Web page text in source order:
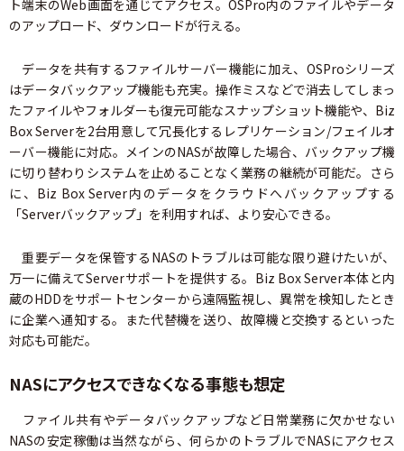
ト端末のWeb画面を通じてアクセス。OSPro内のファイルやデータ
のアップロード、ダウンロードが行える。
データを共有するファイルサーバー機能に加え、OSProシリーズ
はデータバックアップ機能も充実。操作ミスなどで消去してしまっ
たファイルやフォルダーも復元可能なスナップショット機能や、Biz
Box Serverを2台用意して冗長化するレプリケーション/フェイルオ
ーバー機能に対応。メインのNASが故障した場合、バックアップ機
に切り替わりシステムを止めることなく業務の継続が可能だ。さら
に、Biz Box Server内のデータをクラウドへバックアップする
「Serverバックアップ」を利用すれば、より安心できる。
重要データを保管するNASのトラブルは可能な限り避けたいが、
万一に備えてServerサポートを提供する。Biz Box Server本体と内
蔵のHDDをサポートセンターから遠隔監視し、異常を検知したとき
に企業へ通知する。また代替機を送り、故障機と交換するといった
対応も可能だ。
NASにアクセスできなくなる事態も想定
ファイル共有やデータバックアップなど日常業務に欠かせない
NASの安定稼働は当然ながら、何らかのトラブルでNASにアクセス